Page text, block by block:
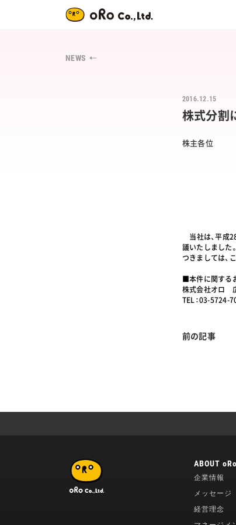
NEWS
2016.12.15
株式分割
株主各位
当社は、平成
議いたしました。
つきましては、
■本件に関する
株式会社オロ
TEL：03-
前の記事
ABOUT oRo
企業情報
メッセージ
経営理念